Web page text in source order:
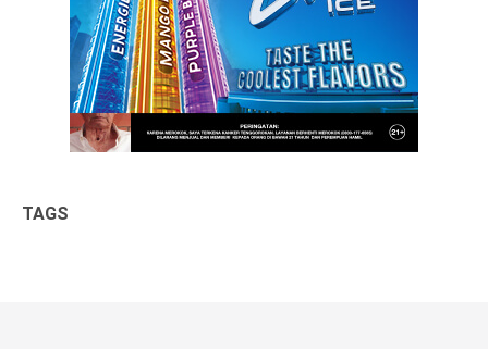
TAGS